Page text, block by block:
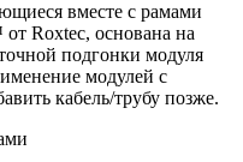
вместе с рамами
Roxtec, основана на
подгонки модуля
модулей с
кабель/трубу позже.